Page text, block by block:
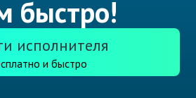
быстро!
исполнителя
и быстро